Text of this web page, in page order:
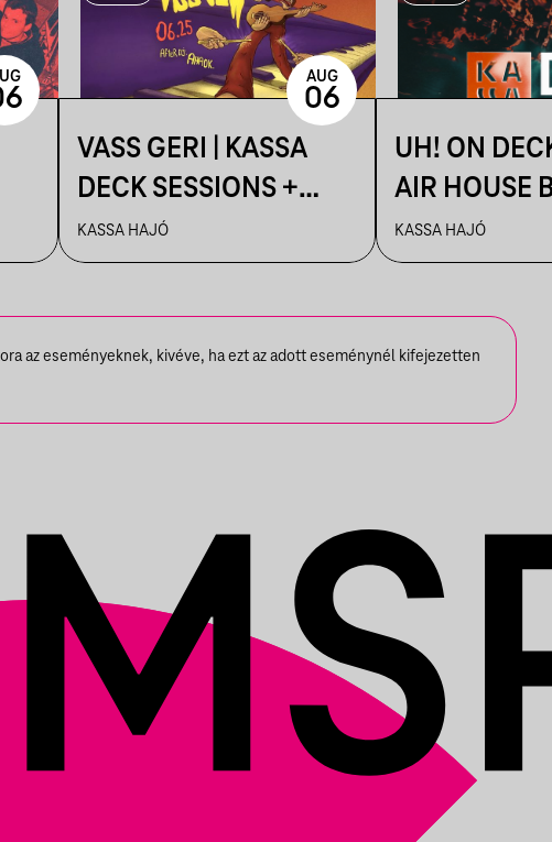
VASS GERI | KASSA
DECK SESSIONS +
AFTER: AHAOK.
KASSA HAJÓ
AUG
06
UH! ON
AIR HOUSE
SESSIONS
KASSA HAJÓ
az eseményeknek, kivéve, ha ezt az adott eseménynél kifejezetten